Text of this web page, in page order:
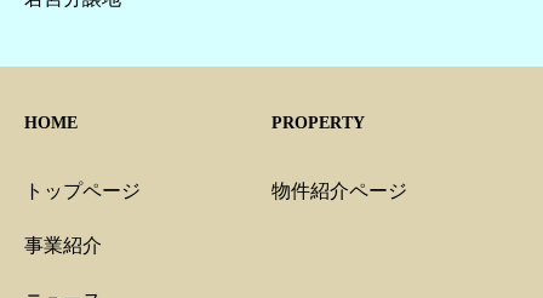
HOME
トップページ
事業紹介
PROPERTY
物件紹介ページ